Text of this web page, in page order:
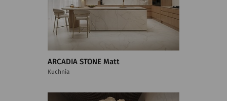
ARCADIA STONE Matt
Kuchnia